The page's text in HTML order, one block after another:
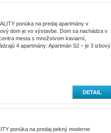
ponúka na predaj apartmány v
dom je vo výstavbe. Dom sa nachádza v
mesta s množstvom kaviarní,
4 apartmány: Apartmán S2 – je 3 izbový
DETAIL
ponúka na predaj pekný moderne